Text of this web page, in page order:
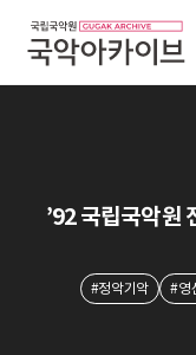
’92 국립국악
#정악기악 #영